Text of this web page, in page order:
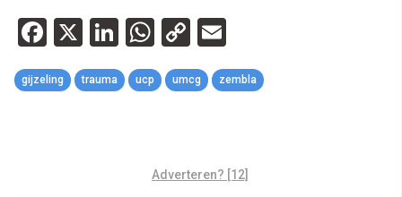
Facebook
X LinkedIn
WhatsApp
Copy
Link
gijzeling trauma ucp umcg zembla
Adverteren? [12]